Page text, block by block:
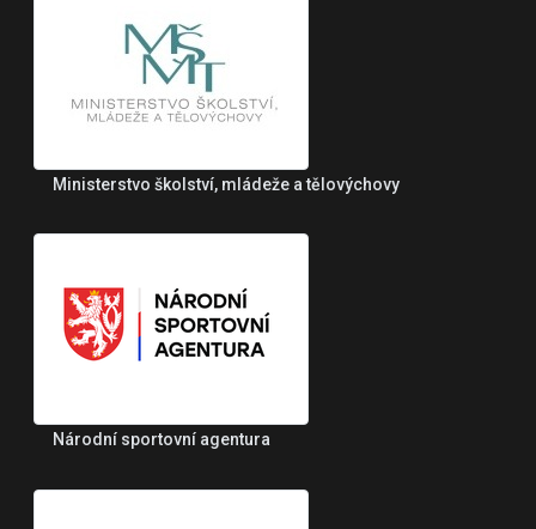
Ministerstvo školství, mládeže a tělovýchovy
Národní sportovní agentura